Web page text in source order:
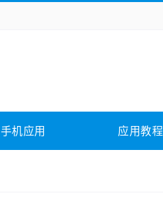
影音软件 插件下载
手机应用 应用教程